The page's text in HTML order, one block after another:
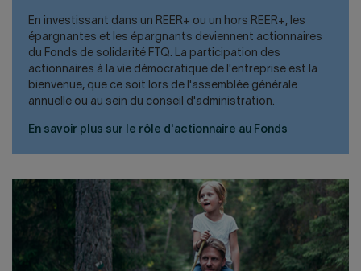
En investissant dans un REER+ ou un hors REER+, les
épargnantes et les épargnants deviennent actionnaires
du Fonds de solidarité FTQ. La participation des
actionnaires à la vie démocratique de l'entreprise est la
bienvenue, que ce soit lors de l'assemblée générale
annuelle ou au sein du conseil d'administration.
En savoir plus sur le rôle d'actionnaire au Fonds